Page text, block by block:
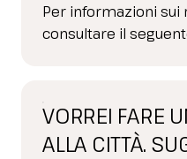
Per informazioni
consultare il
VORREI FARE
ALLA CITTÀ.